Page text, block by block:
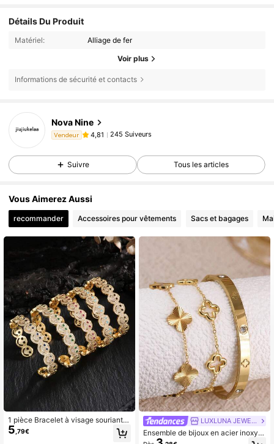
Détails Du Produit
Matériel: Alliage de fer
Voir plus
Informations de sécurité et contacts
Nova Nine
Vendeur 4,81 245 Suiveurs
Suivre Tous les articles
Vous Aimerez Aussi
recommander Accessoires pour vêtements Sacs et bagages
1 pièce Bracelet à visage souriant p
laqué or 18 carats en cuivre, à la mo
de hip-hop, convient pour le port qu
5 ,79€
LUXLUNA JEWELRY
Ensemble de bijoux en acier inoxyd
able, design trèfle, convient pour le